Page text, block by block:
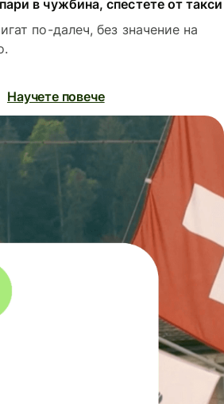
в чужбина, спестете от такси
по-далеч, без значение на
Научете повече